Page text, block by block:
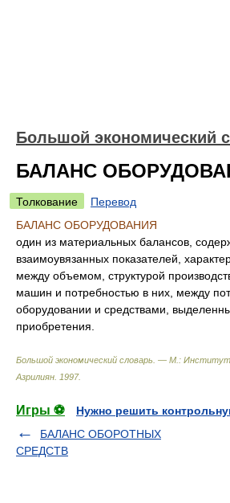
Большой экономический
БАЛАНС
Толкование
Перевод
БАЛАНС ОБОРУДОВАНИЯ
один из материальных балансов,
взаимоувязанных показателей,
между объемом, структурой
машин и потребностью в них, между
оборудовании и средствами,
приобретения.
Большой экономический словарь. — М.: Институт
Азрилиян 1997.
Игры ⚽
Нужно решить
БАЛАНС ОБОРОТНЫХ
СРЕДСТВ